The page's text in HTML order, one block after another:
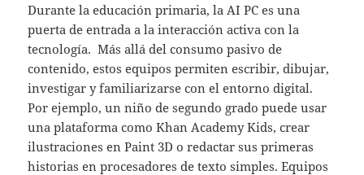
Durante la educación primaria, la AI PC es una
puerta de entrada a la interacción activa con la
tecnología. Más allá del consumo pasivo de
contenido, estos equipos permiten escribir, dibujar,
investigar y familiarizarse con el entorno digital.
Por ejemplo, un niño de segundo grado puede usar
una plataforma como Khan Academy Kids, crear
ilustraciones en Paint 3D o redactar sus primeras
historias en procesadores de texto simples. Equipos